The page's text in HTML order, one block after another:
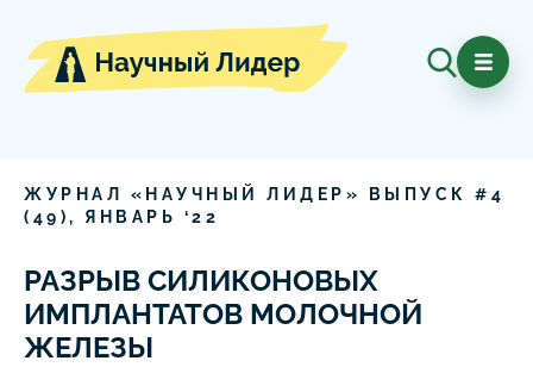
ЖУРНАЛ «НАУЧНЫЙ ЛИДЕР» ВЫПУСК # 4
( 49 ), ЯНВАРЬ ‘22
РАЗРЫВ СИЛИКОНОВЫХ
ИМПЛАНТАТОВ МОЛОЧНОЙ
ЖЕЛЕЗЫ